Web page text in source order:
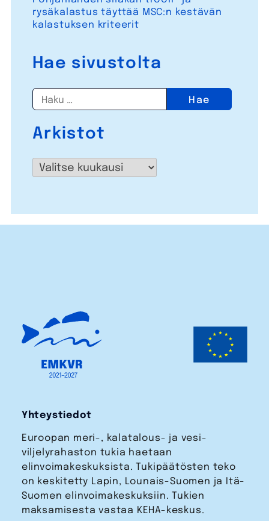
rysäkalastus täyttää MSC:n kestävän
kalastuksen kriteerit
Hae sivustolta
Haku:
Arkistot
Arkistot
Yhteystiedot
Euroopan meri-, kalatalous- ja vesi­
viljelyrahaston tukia haetaan
elinvoimakeskuksista. Tukipäätösten teko
on keskitetty Lapin, Lounais-Suomen ja Itä-
Suomen elinvoimakeskuksiin. Tukien
maksamisesta vastaa KEHA-keskus.